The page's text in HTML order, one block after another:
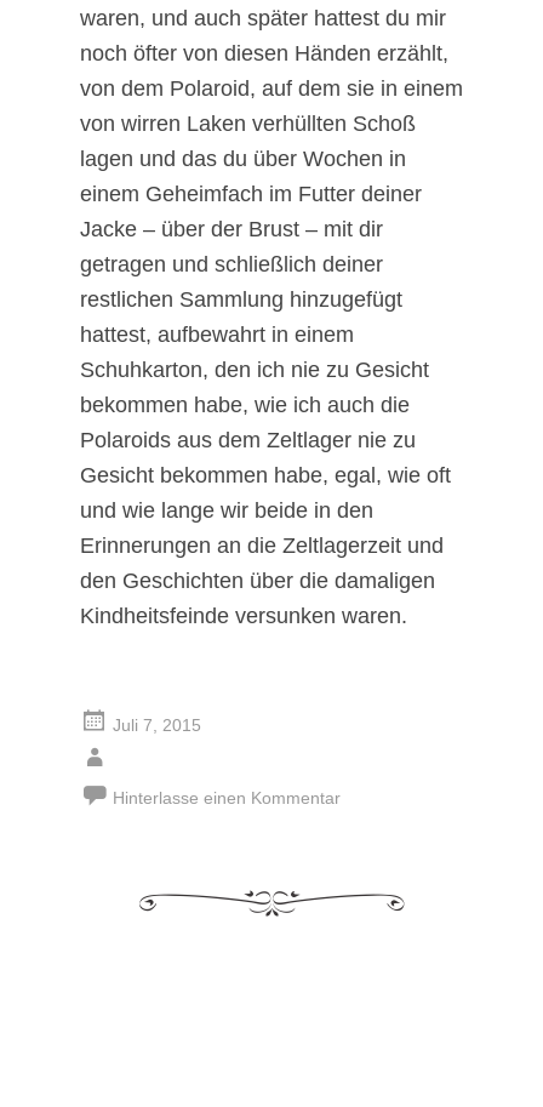
waren, und auch später hattest du mir
noch öfter von diesen Händen erzählt,
von dem Polaroid, auf dem sie in einem
von wirren Laken verhüllten Schoß
lagen und das du über Wochen in
einem Geheimfach im Futter deiner
Jacke – über der Brust – mit dir
getragen und schließlich deiner
restlichen Sammlung hinzugefügt
hattest, aufbewahrt in einem
Schuhkarton, den ich nie zu Gesicht
bekommen habe, wie ich auch die
Polaroids aus dem Zeltlager nie zu
Gesicht bekommen habe, egal, wie oft
und wie lange wir beide in den
Erinnerungen an die Zeltlagerzeit und
den Geschichten über die damaligen
Kindheitsfeinde versunken waren.
Juli 7, 2015
Hinterlasse einen Kommentar